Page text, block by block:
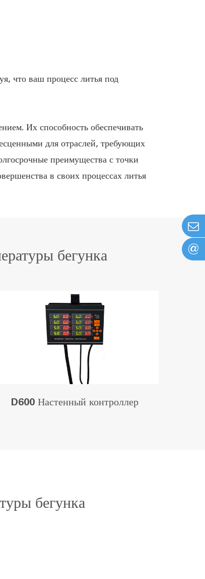
что ваш процесс литья под
Их способность обеспечивать
для отраслей, требующих
преимущества с точки
в своих процессах литья
бегунка
D600 Настенный контроллер
бегунка
@